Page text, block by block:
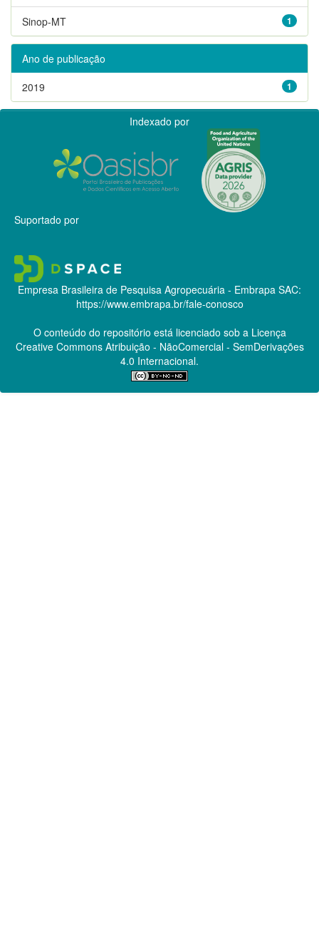
1
Sinop-MT
Ano de publicação
1
2019
Indexado por
Suportado por
Empresa Brasileira de Pesquisa Agropecuária - Embrapa SAC:
https://www.embrapa.br/fale-conosco
O conteúdo do repositório está licenciado sob a Licença
Creative CommonsAtribuição - NãoComercial - SemDerivações
4.0 Internacional.